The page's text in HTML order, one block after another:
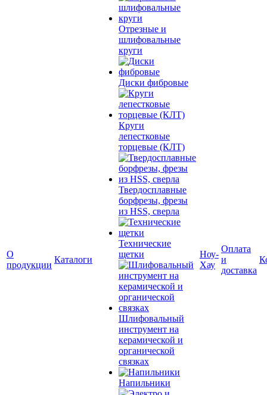
О
продукции
Каталоги
Отрезные и
шлифовальные
круги
Диски фибровые
Круги
лепестковые
торцевые (КЛТ)
Твердосплавные
борфрезы, фрезы
из HSS, сверла
Технические
щетки
Шлифовальный
инструмент на
керамической и
органической
связках
Напильники
Ноу-
Хау
Оплата
и
доставка